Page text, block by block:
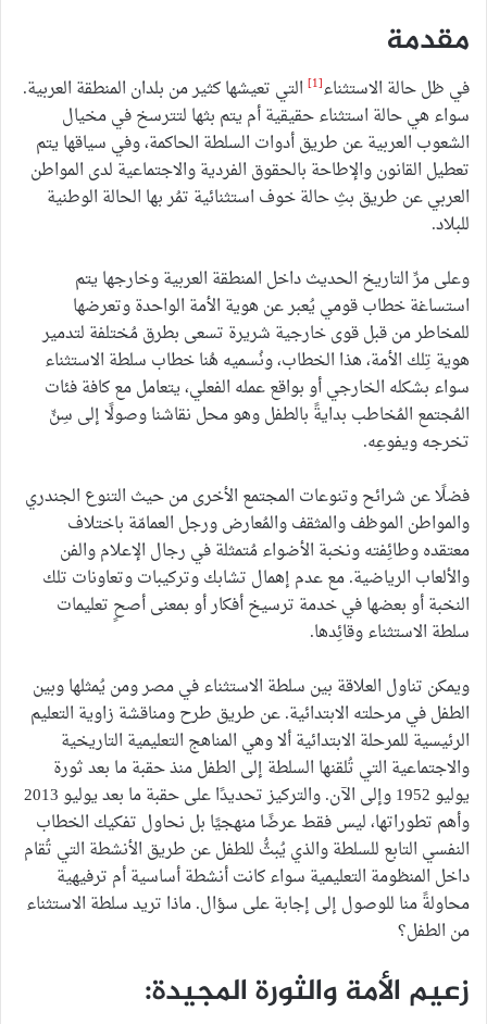
مقدمة
في ظل حالة الاستثناء[1]
التي تعيشها كثير من بلدان المنطقة العربية.
سواء هي حالة استثناء حقيقية أم يتم بثها لتترسخ في مخيال
الشعوب العربية عن طريق أدوات السلطة الحاكمة، وفي سياقها يتم
تعطيل القانون والإطاحة بالحقوق الفردية والاجتماعية لدى المواطن
العربي عن طريق بثِ حالة خوف استثنائية تمُر بها الحالة الوطنية
للبلاد.
وعلى مرِّ التاريخ الحديث داخل المنطقة العربية وخارجها يتم
استساغة خطاب قومي يُعبر عن هوية الأمة الواحدة وتعرضها
للمخاطر من قبل قوى خارجية شريرة تسعى بطرق مُختلفة لتدمير
هوية تِلك الأمة، هذا الخطاب، ونُسميه هُنا خطاب سلطة الاستثناء
سواء بشكله الخارجي أو بواقع عمله الفعلي، يتعامل مع كافة فئات
المُجتمع المُخاطب بدايةً بالطفل وهو محل نقاشنا وصولًا إلى سِنِّ
تخرجه ويفوعِه.
فضلًا عن شرائح وتنوعات المجتمع الأخرى من حيث التنوع الجندري
والمواطن الموظف والمثقف والمُعارض ورجل العمامّة باختلاف
معتقده وطائِفته ونخبة الأضواء مُتمثلة في رجال الإعلام والفن
والألعاب الرياضية. مع عدم إهمال تشابك وتركيبات وتعاونات تلك
النخبة أو بعضها في خدمة ترسيخ أفكار أو بمعنى أصحٍ تعليمات
سلطة الاستثناء وقائِدها.
ويمكن تناول العلاقة بين سلطة الاستثناء في مصر ومن يُمثلها وبين
الطفل في مرحلته الابتدائية. عن طريق طرح ومناقشة زاوية التعليم
الرئيسية للمرحلة الابتدائية ألا وهي المناهج التعليمية التاريخية
والاجتماعية التي تُلقنها السلطة إلى الطفل منذ حقبة ما بعد ثورة
يوليو 1952 وإلى الآن. والتركيز تحديدًا على حقبة ما بعد يوليو 2013
وأهم تطوراتها، ليس فقط عرضًا منهجيًا بل نحاول تفكيك الخطاب
النفسي التابع للسلطة والذي يُبثُّ للطفل عن طريق الأنشطة التي تُقام
داخل المنظومة التعليمية سواء كانت أنشطة أساسية أم ترفيهية
محاولةً منا للوصول إلى إجابة على سؤال. ماذا تريد سلطة الاستثناء
من الطفل؟
زعيم الأمة والثورة المجيدة: